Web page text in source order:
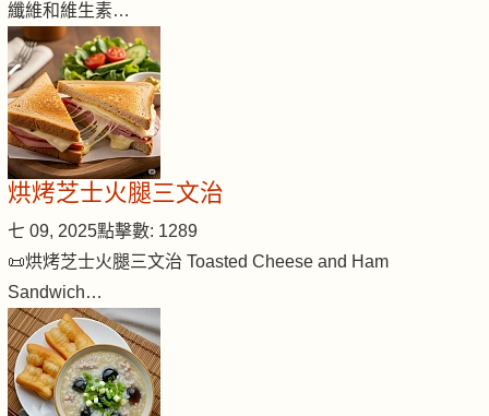
纖維和維生素…
烘烤芝士火腿三文治
七 09, 2025點擊數: 1289
📜烘烤芝士火腿三文治 Toasted Cheese and Ham
Sandwich…